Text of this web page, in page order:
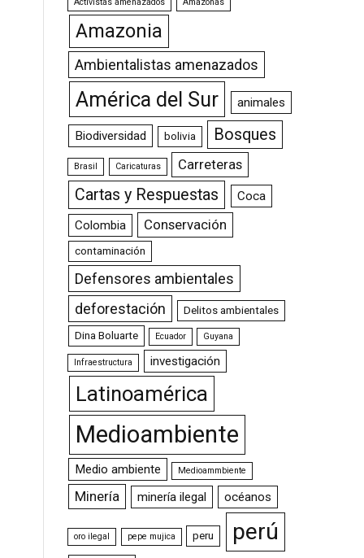
Amazonia
Ambientalistas amenazados
América del Sur animales
Biodiversidad bolivia Bosques
Brasil Caricaturas Carreteras
Cartas y Respuestas
Coca
Colombia
Conservación
contaminación
Defensores ambientales
deforestación
Delitos ambientales
Dina Boluarte Ecuador Guyana
Infraestructura investigación
Latinoamérica
Medioambiente
Medio ambiente Medioammbiente
Minería minería ilegal océanos
oro ilegal pepe mujica peru perú